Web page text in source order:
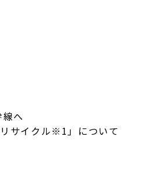
へ
サイクル※1」について